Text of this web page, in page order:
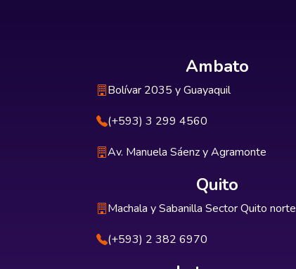
Ambato
Bolívar 2035 y Guayaquil
(+593) 3 299 4560
Av. Manuela Sáenz y Agramonte
Quito
Machala y Sabanilla Sector Quito norte
(+593) 2 382 6970